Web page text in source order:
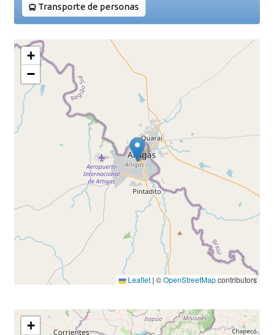
Transporte de personas
+
−
Leaflet | ©OpenStreetMapcontributors
+